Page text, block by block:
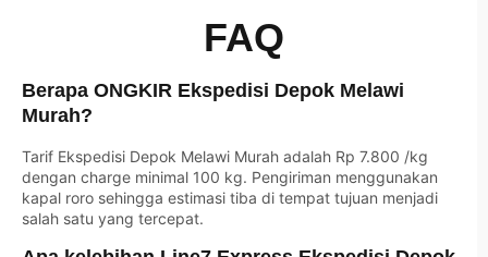
FAQ
Berapa ONGKIR Ekspedisi Depok Melawi
Murah?
Tarif Ekspedisi Depok Melawi Murah adalah Rp 7.800 /kg
dengan charge minimal 100 kg. Pengiriman menggunakan
kapal roro sehingga estimasi tiba di tempat tujuan menjadi
salah satu yang tercepat.